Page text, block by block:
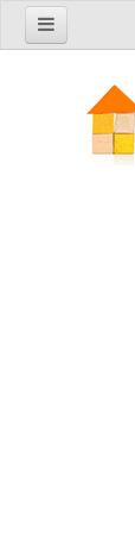
Nuevo tema